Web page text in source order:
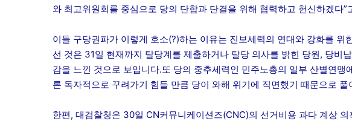
와 최고위원회를 중심으로 당의 단합과 단결을 위해 협력하고 헌신하겠다”
이들 구당권파가 이렇게 호소(?)하는 이유는 진보세력의 연대와 강화를
선 것은 31일 현재까지 탈당계를 제출하거나 탈당 의사를 밝힌 당원, 당비
감을 느낀 것으로 보입니다.또 당의 중추세력인 민주노총의 일부 산별연
론 독자적으로 꾸려가기 힘들 만큼 당이 와해 위기에 직면했기 때문으로 풀
한편, 대검찰청은 30일 CN커뮤니케이션즈(CNC)의 선거비용 과다 계상